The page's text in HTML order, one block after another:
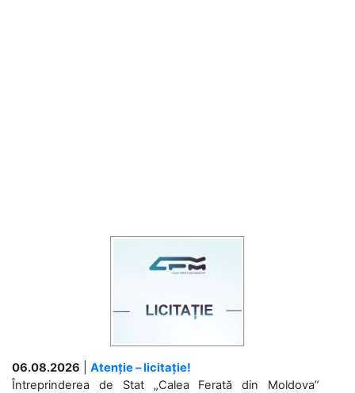
06.08.2026
Atenție – licitație!
Întreprinderea de Stat „Calea Ferată din Moldova”